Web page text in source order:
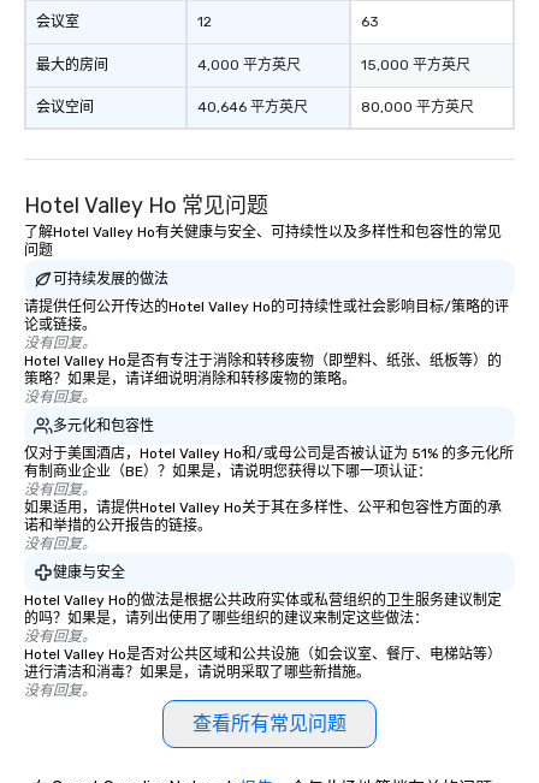
会议室
最大的房间
会议空间
12
4,000 平方英尺
40,646 平方英尺
63
15,000 平方英尺
80,000 平方英尺
Hotel Valley Ho 常见问题
了解Hotel Valley Ho有关健康与安全、可持续性以及多样性和包容性的常见
问题
可持续发展的做法
请提供任何公开传达的Hotel Valley Ho的可持续性或社会影响目标/策略的评
论或链接。
没有回复。
Hotel Valley Ho是否有专注于消除和转移废物（即塑料、纸张、纸板等）的
策略？如果是，请详细说明消除和转移废物的策略。
没有回复。
多元化和包容性
仅对于美国酒店，Hotel Valley Ho和/或母公司是否被认证为 51% 的多元化所
有制商业企业（BE）？如果是，请说明您获得以下哪一项认证：
没有回复。
如果适用，请提供Hotel Valley Ho关于其在多样性、公平和包容性方面的承
诺和举措的公开报告的链接。
没有回复。
健康与安全
Hotel Valley Ho的做法是根据公共政府实体或私营组织的卫生服务建议制定
的吗？如果是，请列出使用了哪些组织的建议来制定这些做法：
没有回复。
Hotel Valley Ho是否对公共区域和公共设施（如会议室、餐厅、电梯站等）
进行清洁和消毒？如果是，请说明采取了哪些新措施。
没有回复。
查看所有常见问题